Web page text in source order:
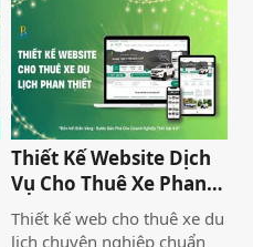
hàng tiềm năng. Thiết Kế
Website Biển Vàng mang
đến giải pháp tối ưu cho
Bình Thuận Land, giúp
doanh nghiệp tiếp cận
khách hàng nhanh chóng,
chuyên nghiệp và hiệu quả.
Thiết Kế Website Dịch
Vụ Cho Thuê Xe Phan
Thiết
Thiết kế web cho thuê xe du
lịch chuyên nghiệp chuẩn